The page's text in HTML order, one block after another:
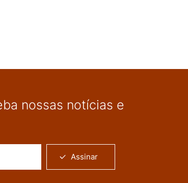
nossas notícias e
Assinar